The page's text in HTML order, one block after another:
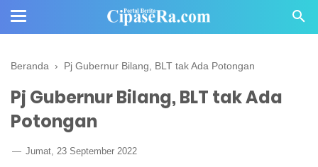
Beranda › Pj Gubernur Bilang, BLT tak Ada Potongan
Pj Gubernur Bilang, BLT tak Ada
Potongan
Jumat, 23 September 2022